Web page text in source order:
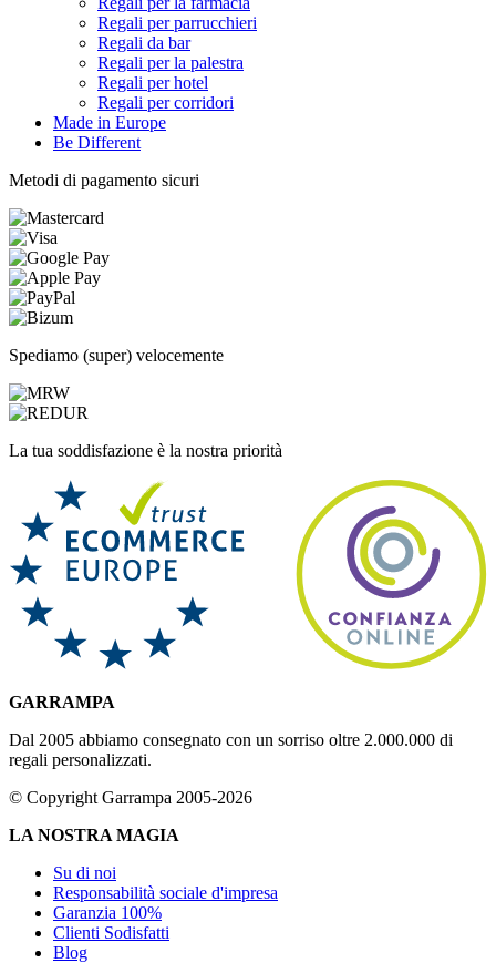
Regali per parrucchieri
Regali da bar
Regali per la palestra
Regali per hotel
Regali per corridori
Made in Europe
Be Different
Metodi di pagamento sicuri
Spediamo (super) velocemente
La tua soddisfazione è la nostra priorità
GARRAMPA
Dal 2005 abbiamo consegnato con un sorriso oltre 2.000.000 di
regali personalizzati.
© Copyright Garrampa 2005-2026
LA NOSTRA MAGIA
Su di noi
Responsabilità sociale d'impresa
Garanzia 100%
Clienti Sodisfatti
Blog